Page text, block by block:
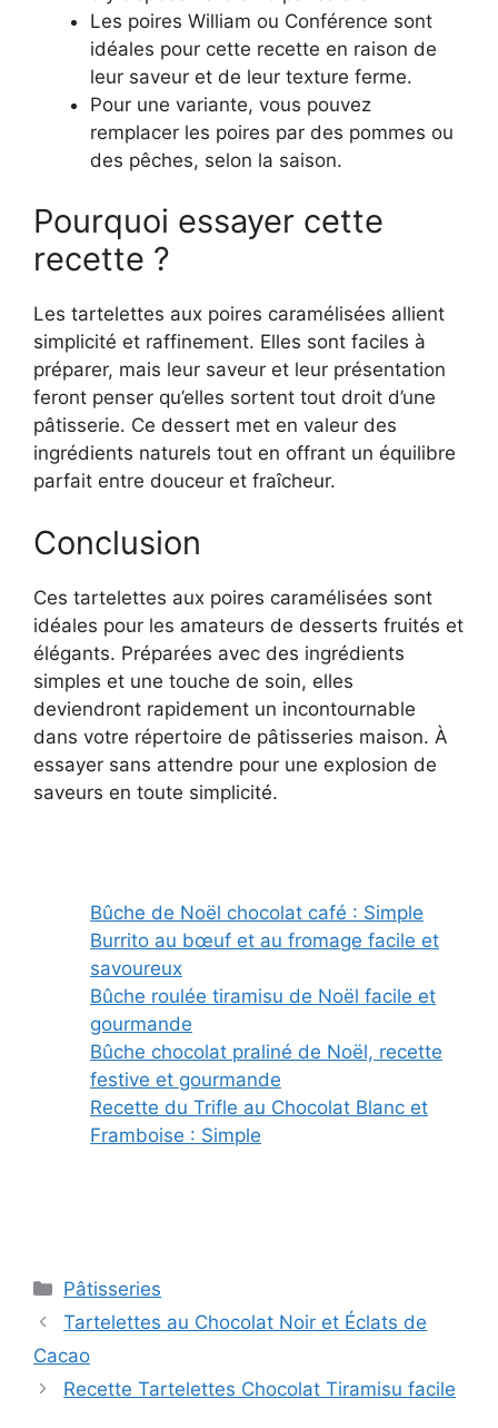
Les poires William ou Conférence sont
idéales pour cette recette en raison de
leur saveur et de leur texture ferme.
Pour une variante, vous pouvez
remplacer les poires par des pommes ou
des pêches, selon la saison.
Pourquoi essayer cette
recette ?
Les tartelettes aux poires caramélisées allient
simplicité et raffinement. Elles sont faciles à
préparer, mais leur saveur et leur présentation
feront penser qu’elles sortent tout droit d’une
pâtisserie. Ce dessert met en valeur des
ingrédients naturels tout en offrant un équilibre
parfait entre douceur et fraîcheur.
Conclusion
Ces tartelettes aux poires caramélisées sont
idéales pour les amateurs de desserts fruités et
élégants. Préparées avec des ingrédients
simples et une touche de soin, elles
deviendront rapidement un incontournable
dans votre répertoire de pâtisseries maison. À
essayer sans attendre pour une explosion de
saveurs en toute simplicité.
Bûche de Noël chocolat café : Simple
Burrito au bœuf et au fromage facile et
savoureux
Bûche roulée tiramisu de Noël facile et
gourmande
Bûche chocolat praliné de Noël, recette
festive et gourmande
Recette du Trifle au Chocolat Blanc et
Framboise : Simple
Categories
Pâtisseries
Tartelettes au Chocolat Noir et Éclats de
Cacao
Recette Tartelettes Chocolat Tiramisu facile